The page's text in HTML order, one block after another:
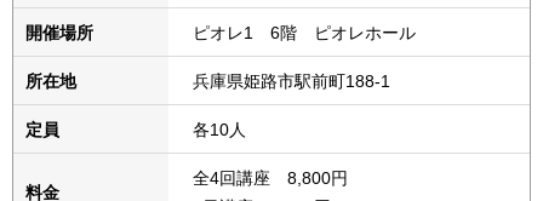
開催場所 ピオレ1 6階 ピオレホール
所在地 兵庫県姫路市駅前町188-1
定員 各10人
料金
全4回講座 8,800円